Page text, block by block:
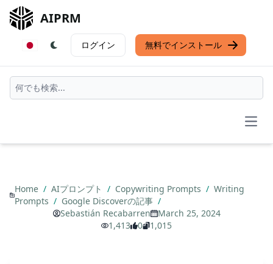
AIPRM
ログイン 無料でインストール
Home / AIプロンプト / Copywriting Prompts / Writing
Prompts / Google Discoverの記事 /
Sebastián Recabarren
March 25, 2024
1,413
0 1,015